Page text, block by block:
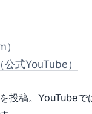
式YouTube）
稿。YouTubeで